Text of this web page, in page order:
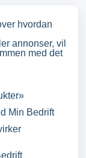
hvordan
annonser, vil
med det
Min Bedrift